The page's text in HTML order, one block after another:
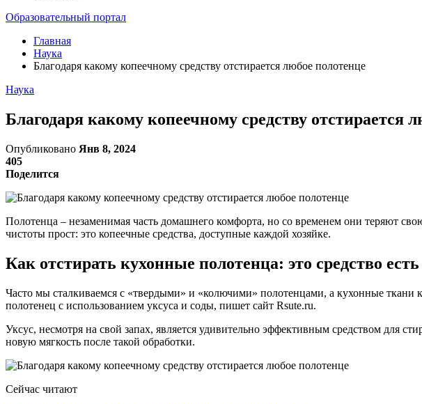
Образовательный портал
Главная
Наука
Благодаря какому копеечному средству отстирается любое полотенце
Наука
Благодаря какому копеечному средству отстирается
Опубликовано Янв 8, 2024
405
Поделится
Полотенца – незаменимая часть домашнего комфорта, но со временем они теряют
чистоты прост: это копеечные средства, доступные каждой хозяйке.
Как отстирать кухонные полотенца: это средство
Часто мы сталкиваемся с «твердыми» и «колючими» полотенцами, а кухонные
полотенец с использованием уксуса и соды, пишет сайт Rsute.ru.
Уксус, несмотря на свой запах, является удивительно эффективным средством для
новую мягкость после такой обработки.
Сейчас читают